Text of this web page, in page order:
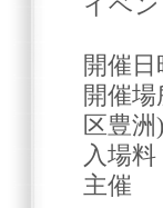
開催
開催
区豊洲)
入場
主催